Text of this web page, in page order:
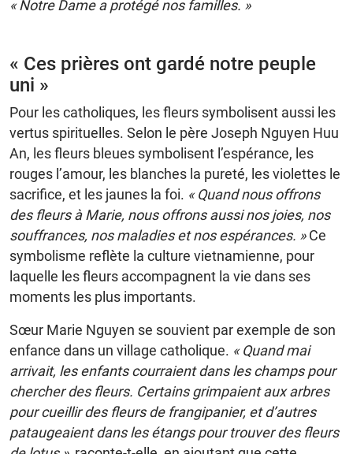
« Notre Dame a protégé nos familles. »
« Ces prières ont gardé notre peuple
uni »
Pour les catholiques, les fleurs symbolisent aussi les
vertus spirituelles. Selon le père Joseph Nguyen Huu
An, les fleurs bleues symbolisent l’espérance, les
rouges l’amour, les blanches la pureté, les violettes le
sacrifice, et les jaunes la foi. « Quand nous offrons
des fleurs à Marie, nous offrons aussi nos joies, nos
souffrances, nos maladies et nos espérances. »Ce
symbolisme reflète la culture vietnamienne, pour
laquelle les fleurs accompagnent la vie dans ses
moments les plus importants.
Sœur Marie Nguyen se souvient par exemple de son
enfance dans un village catholique. « Quand mai
arrivait, les enfants courraient dans les champs pour
chercher des fleurs. Certains grimpaient aux arbres
pour cueillir des fleurs de frangipanier, et d’autres
pataugeaient dans les étangs pour trouver des fleurs